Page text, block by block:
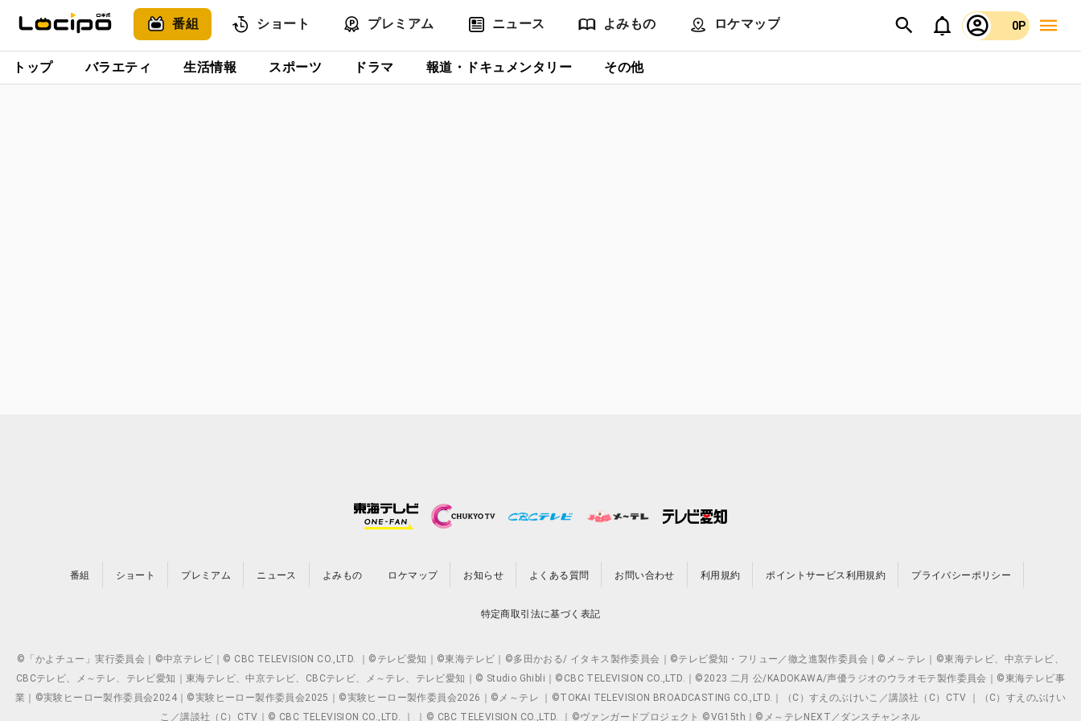
番組 ショート プレミアム ニュース よみもの ロケマップ 0P
トップ バラエティ 生活情報 スポーツ ドラマ 報道・ドキュメンタリー その他
番組 ショート プレミアム ニュース よみもの ロケマップ お知らせ よくある質問 お問い合わせ 利用規約 ポイントサービス利用規約 プライバシーポリシー
特定商取引法に基づく表記
©「かよチュー」実行委員会｜©中京テレビ｜© CBC TELEVISION CO.,LTD. ｜©テレビ愛知｜©東海テレビ｜©多田かおる/ イタキス製作委員会｜©テレビ愛知・フリュー／徹之進製作委員会｜©メ～テレ｜©東海テレビ、中京テレビ、
CBCテレビ、メ～テレ、テレビ愛知｜東海テレビ、中京テレビ、CBCテレビ、メ～テレ、テレビ愛知｜© Studio Ghibli｜©CBC TELEVISION CO.,LTD.｜©2023 二月 公/KADOKAWA/声優ラジオのウラオモテ製作委員会｜©東海テレビ事
業｜©実験ヒーロー製作委員会2024｜©実験ヒーロー製作委員会2025｜©実験ヒーロー製作委員会2026｜©メ～テレ ｜©TOKAI TELEVISION BROADCASTING CO.,LTD.｜（C）すえのぶけいこ／講談社（C）CTV ｜（C）すえのぶけい
こ／講談社（C）CTV｜© CBC TELEVISION CO.,LTD. ｜ ｜© CBC TELEVISION CO.,LTD. ｜©ヴァンガードプロジェクト ©VG15th｜©メ～テレNEXT／ダンスチャンネル